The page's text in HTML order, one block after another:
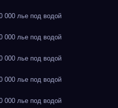
лье под водой
лье под водой
лье под водой
лье под водой
лье под водой